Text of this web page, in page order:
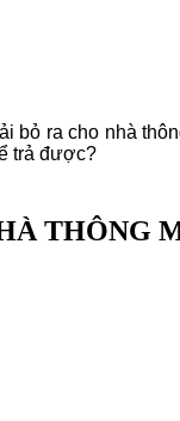
bỏ ra cho nhà
trả được?
THÔNG